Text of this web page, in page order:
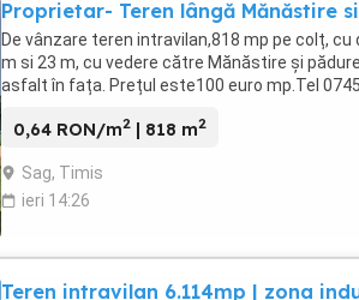
Proprietar- Teren lângă Mănăstire
De vânzare teren intravilan,818 mp pe colț,
m si 23 m, cu vedere către Mănăstire și
asfalt în fața. Prețul este100 euro mp.Tel
0,64 RON/m2 | 818 m2
Sag, Timis
ieri 14:26
Teren intravilan 6.114mp | zona